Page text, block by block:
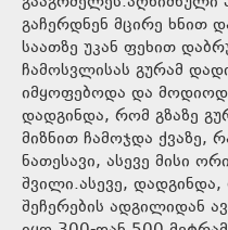
გაჩერდნენ მცირე ხნით
საათზე უკან ფეხით
ჩამოსვლისას გურამ
იმყოფებოდა და
დადგინდა, რომ გზაზე
მიზნით ჩამოჯდა ქვაზე,
ნათესავი, ასევე მისი
შვილი.ასევე,
შეჩერების ადგილიდან